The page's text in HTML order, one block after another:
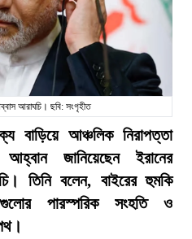
আরাঘচি। ছবি: সংগৃহীত
বাড়িয়ে আঞ্চলিক নিরাপত্তা
জানিয়েছেন ইরানের
তিনি বলেন, বাইরের হুমকি
পারস্পরিক সংহতি ও